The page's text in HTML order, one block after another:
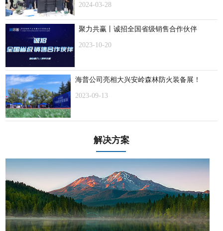
2024-03-28
聚力共赢丨诚招全国省级销售合作伙伴
2023-10-20
海普公司亮相大兴安岭森林防火装备展！
2023-09-13
解决方案